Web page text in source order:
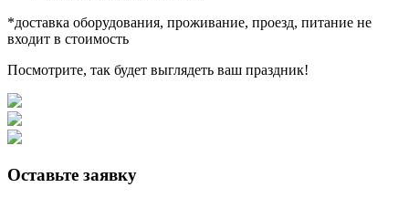
*доставка оборудования, проживание, проезд, питание не
входит в стоимость
Посмотрите, так будет выглядеть ваш праздник!
Оставьте заявку